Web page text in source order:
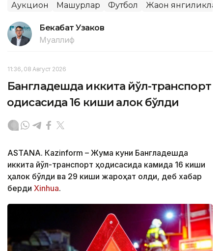
Аукцион Машҳурлар Футбол Жаҳон
Бекабат Узаков
Муаллиф
11:36, 08 Август 2026
Бангладешда иккита йўл-транспорт
ҳодисасида 16 киши ҳалок бўлди
ASTANА. Кazinform – Жума куни Бангладешда
иккита йўл-транспорт ҳодисасида камида 16 киши
ҳалок бўлди ва 29 киши жароҳат олди, деб хабар
берди Xinhua.